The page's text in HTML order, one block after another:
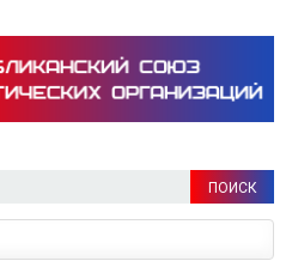
navigation